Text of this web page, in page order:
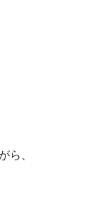
ら、